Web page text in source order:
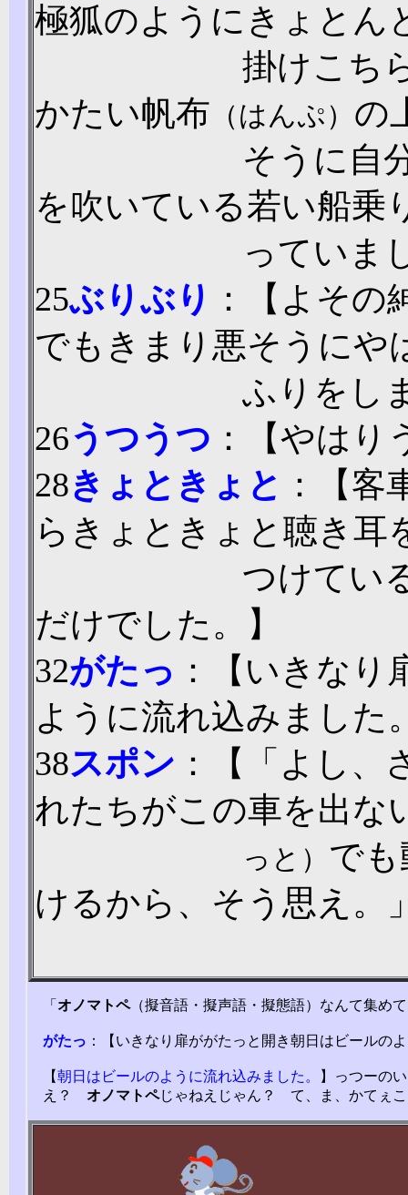
極狐のようにきょとん
掛けこち
かたい帆布 （はんぷ） の
そうに自
を吹いている若い船乗
っていま
25ぶりぶり ：【よそ
でもきまり悪そうにや
ふりをし
26うつうつ ：【やは
28きょときょと ：【
らきょときょと聴き耳
つけてい
だけでした。】
32がたっ ：【いきな
ように流れ込みました
38スポン ：【「よし
れたちがこの車を出な
っと） で
けるから、そう思え。
「 オノマトペ（擬音語・擬声語・擬態語）なんて集め
がたっ ：【いきなり扉ががたっと開き朝日はビールの
【朝日はビールのように流れ込みました。
】っつーの
え？ オノマトペじゃねえじゃん？ て、ま、かてぇ